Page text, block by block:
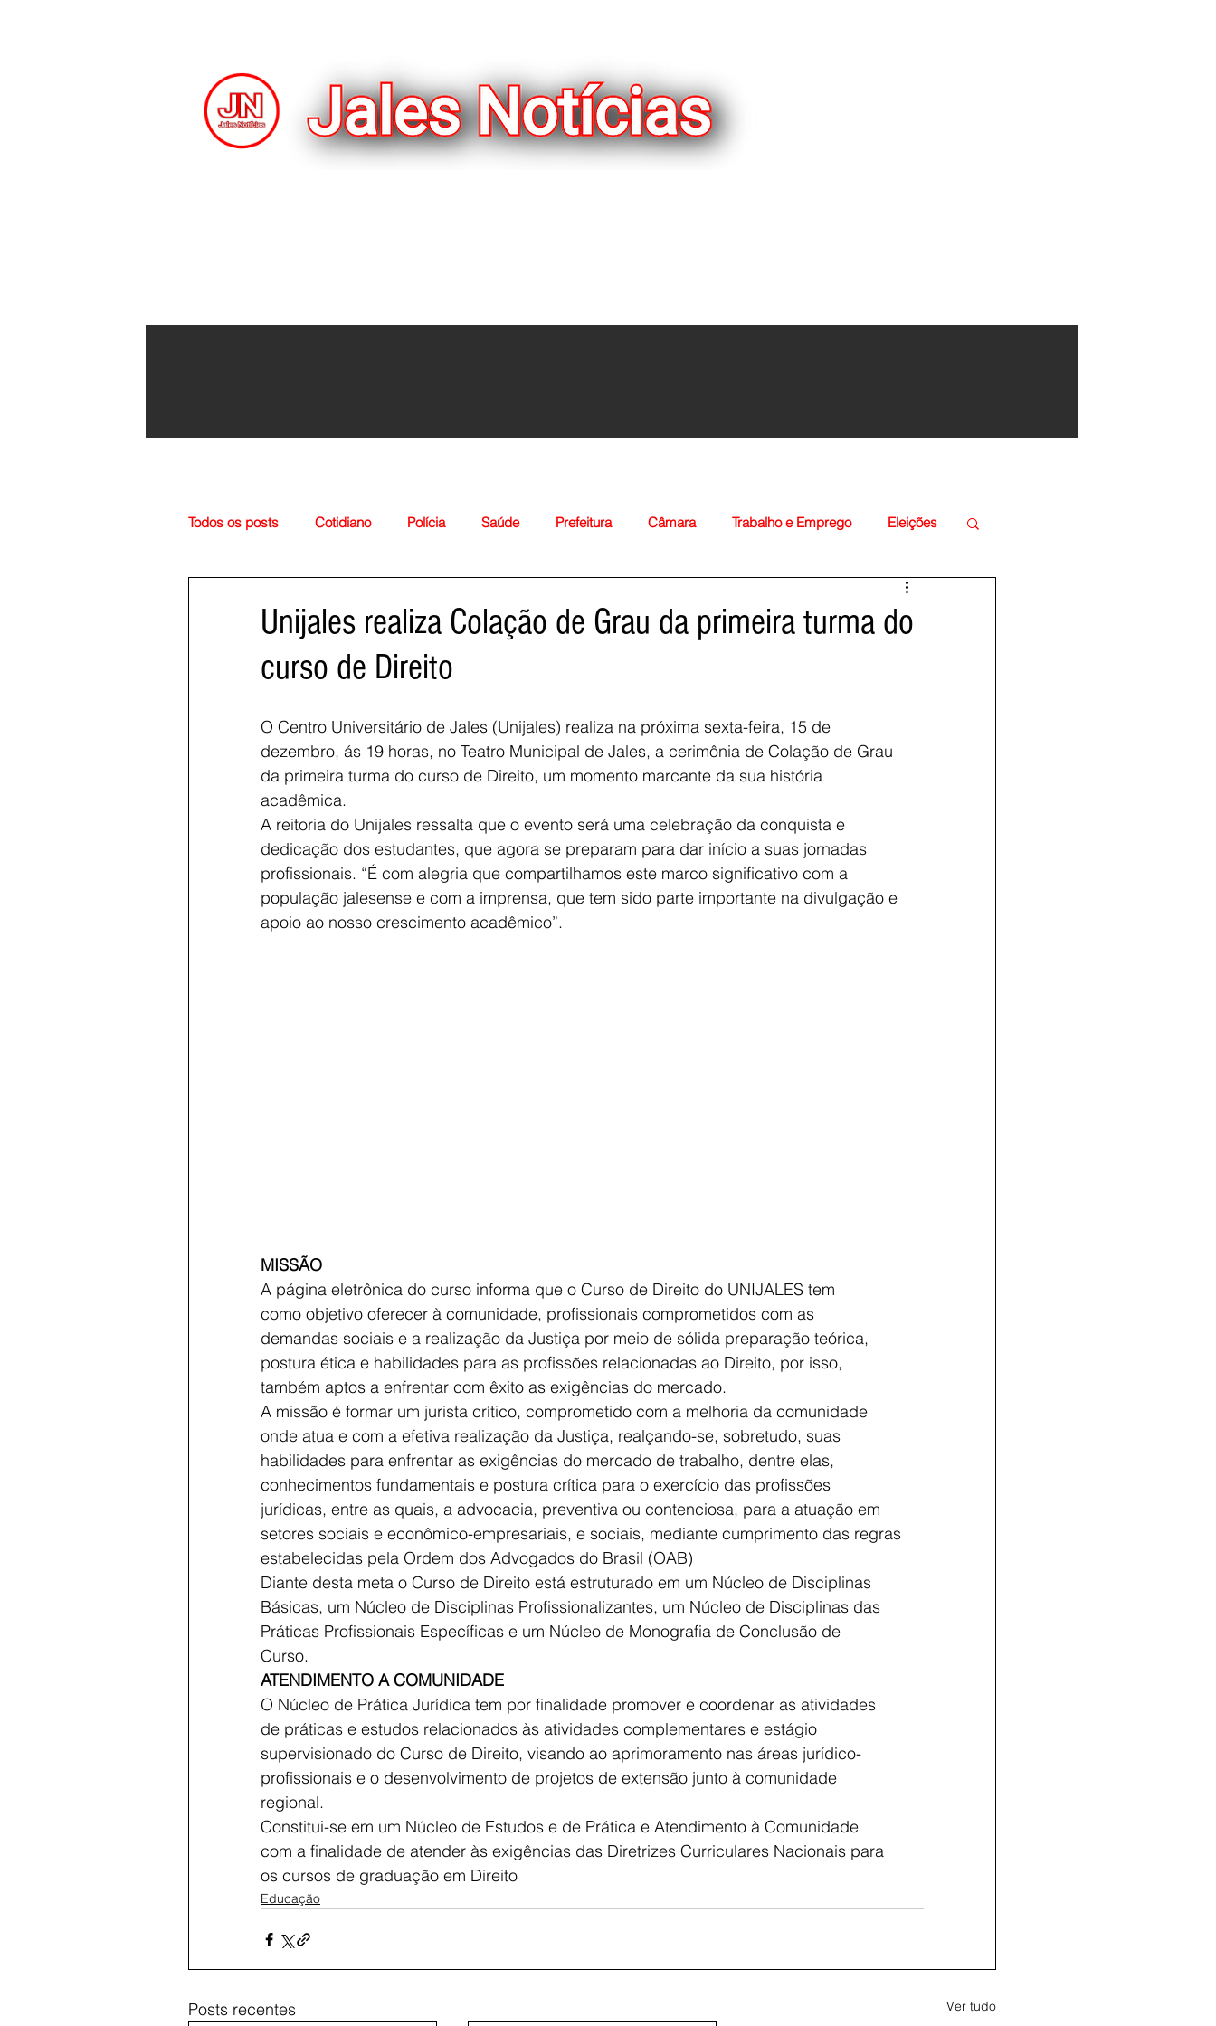
Voltar
Todos os posts Cotidiano Polícia Saúde Prefeitura Câmara Trabalho e Emprego Eleições
Unijales realiza Colação de Grau da primeira turma do
curso de Direito
O Centro Universitário de Jales (Unijales) realiza na próxima sexta-feira, 15 de
dezembro, ás 19 horas, no Teatro Municipal de Jales, a cerimônia de Colação de Grau
da primeira turma do curso de Direito, um momento marcante da sua história
acadêmica.
A reitoria do Unijales ressalta que o evento será uma celebração da conquista e
dedicação dos estudantes, que agora se preparam para dar início a suas jornadas
profissionais. “É com alegria que compartilhamos este marco significativo com a
população jalesense e com a imprensa, que tem sido parte importante na divulgação e
apoio ao nosso crescimento acadêmico”.
MISSÃO
A página eletrônica do curso informa que o Curso de Direito do UNIJALES tem
como objetivo oferecer à comunidade, profissionais comprometidos com as
demandas sociais e a realização da Justiça por meio de sólida preparação teórica,
postura ética e habilidades para as profissões relacionadas ao Direito, por isso,
também aptos a enfrentar com êxito as exigências do mercado.
A missão é formar um jurista crítico, comprometido com a melhoria da comunidade
onde atua e com a efetiva realização da Justiça, realçando-se, sobretudo, suas
habilidades para enfrentar as exigências do mercado de trabalho, dentre elas,
conhecimentos fundamentais e postura crítica para o exercício das profissões
jurídicas, entre as quais, a advocacia, preventiva ou contenciosa, para a atuação em
setores sociais e econômico-empresariais, e sociais, mediante cumprimento das regras
estabelecidas pela Ordem dos Advogados do Brasil (OAB)
Diante desta meta o Curso de Direito está estruturado em um Núcleo de Disciplinas
Básicas, um Núcleo de Disciplinas Profissionalizantes, um Núcleo de Disciplinas das
Práticas Profissionais Específicas e um Núcleo de Monografia de Conclusão de
Curso.
ATENDIMENTO A COMUNIDADE
O Núcleo de Prática Jurídica tem por finalidade promover e coordenar as atividades
de práticas e estudos relacionados às atividades complementares e estágio
supervisionado do Curso de Direito, visando ao aprimoramento nas áreas jurídico-
profissionais e o desenvolvimento de projetos de extensão junto à comunidade
regional.
Constitui-se em um Núcleo de Estudos e de Prática e Atendimento à Comunidade
com a finalidade de atender às exigências das Diretrizes Curriculares Nacionais para
os cursos de graduação em Direito
Educação
Posts recentes Ver tudo